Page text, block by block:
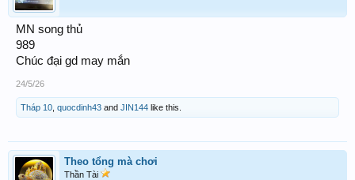
MN song thủ
989
Chúc đại gd may mắn
24/5/26
Tháp 10 quocdinh43 and JIN144 like this.
Theo tổng mà chơi
Thần Tài